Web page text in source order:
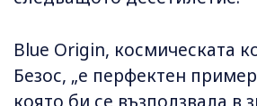
Blue Origin, космическата
Безос, „е перфектен